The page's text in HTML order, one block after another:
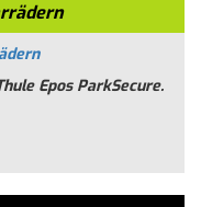
Epos ParkSecure.